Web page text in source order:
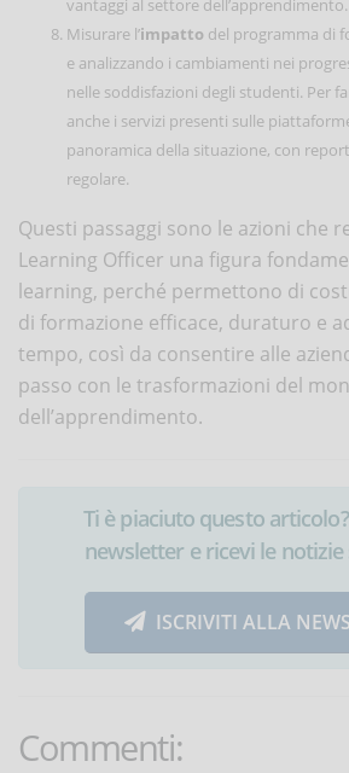
Misurare l’impatto del programma di
e analizzando i cambiamenti nei
nelle soddisfazioni degli studenti. Per
anche i servizi presenti sulle
panoramica della situazione, con
regolare.
Questi passaggi sono le azioni che
Learning Officer una figura
learning, perché permettono di
di formazione efficace, duraturo e
tempo, così da consentire alle
passo con le trasformazioni del
dell’apprendimento.
Ti è piaciuto questo
newsletter e ricevi le
ISCRIVITI ALLA
Commenti: